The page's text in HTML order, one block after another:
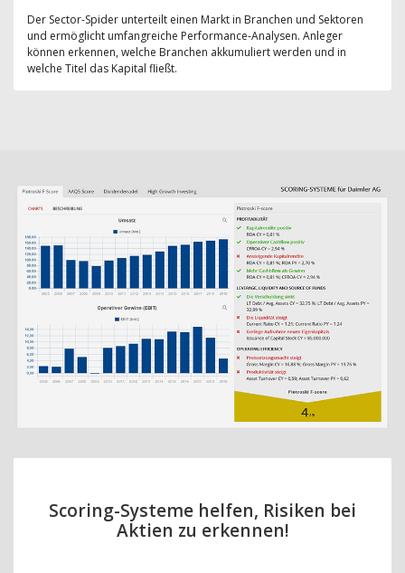
Der Sector-Spider unterteilt einen Markt in Branchen und Sektoren
und ermöglicht umfangreiche Performance-Analysen. Anleger
können erkennen, welche Branchen akkumuliert werden und in
welche Titel das Kapital fließt.
Scoring-Systeme helfen, Risiken bei
Aktien zu erkennen!